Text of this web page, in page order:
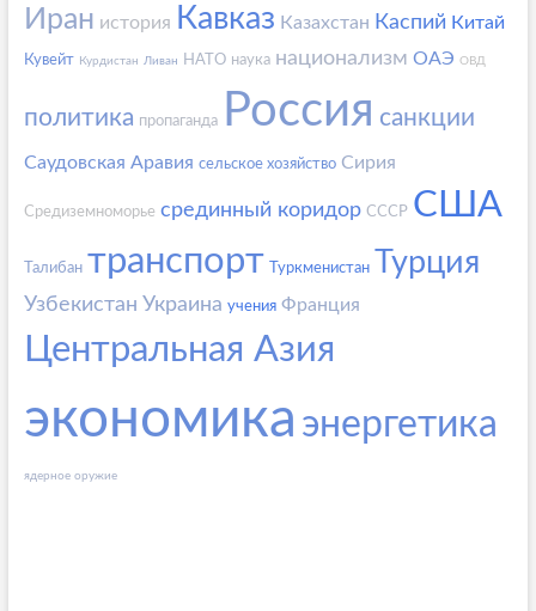
Иран история Кавказ Казахстан Каспий Китай
Кувейт Курдистан Ливан НАТО наука национализм ОАЭ ОВД
политика пропаганда Россия санкции
Саудовская Аравия сельское хозяйство Сирия
Средиземноморье срединный коридор СССР США
Талибан транспорт Туркменистан Турция
Узбекистан Украина учения Франция
Центральная Азия
экономика энергетика
ядерное оружие